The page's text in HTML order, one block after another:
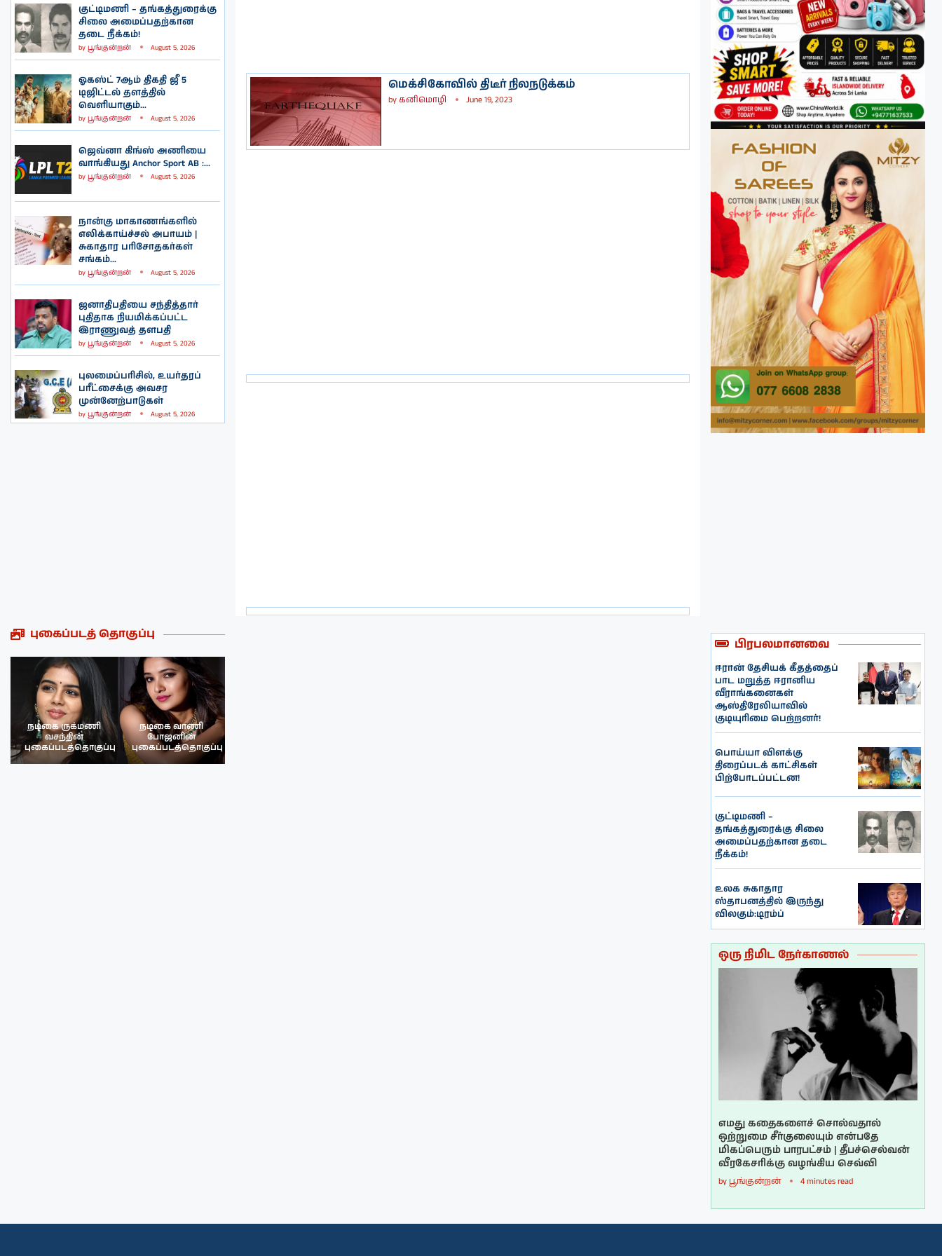
குட்டிமணி – தங்கத்துரைக்கு
சிலை அமைப்பதற்கான
தடை நீக்கம்!
by பூங்குன்றன் August 5, 2026
ஓகஸ்ட் 7ஆம் திகதி ஜீ 5
டிஜிட்டல் தளத்தில்
வெளியாகும்...
by பூங்குன்றன் August 5, 2026
ஜெவ்னா கிங்ஸ் அணியை
வாங்கியது Anchor Sport AB :...
by பூங்குன்றன் August 5, 2026
நான்கு மாகாணங்களில்
எலிக்காய்ச்சல் அபாயம் |
சுகாதார பரிசோதகர்கள்
சங்கம்...
by பூங்குன்றன் August 5, 2026
ஜனாதிபதியை சந்தித்தார்
புதிதாக நியமிக்கப்பட்ட
இராணுவத் தளபதி
by பூங்குன்றன் August 5, 2026
புலமைப்பரிசில், உயர்தரப்
பரீட்சைக்கு அவசர
முன்னேற்பாடுகள்
by பூங்குன்றன் August 5, 2026
புகைப்படத் தொகுப்பு
நடிகை ருக்மணி
வசந்தின்
புகைப்படத்தொகுப்பு
நடிகை வாணி
போஜனின்
புகைப்படத்தொகுப்பு
மெக்சிகோவில் திடீர் நிலநடுக்கம்
byகனிமொழி June 19, 2023
பிரபலமானவை
ஈரான் தேசியக் கீதத்தைப்
பாட மறுத்த ஈரானிய
வீராங்கனைகள்
ஆஸ்திரேலியாவில்
குடியுரிமை பெற்றனர்!
பொய்யா விளக்கு
திரைப்படக் காட்சிகள்
பிற்போடப்பட்டன!
குட்டிமணி –
தங்கத்துரைக்கு சிலை
அமைப்பதற்கான தடை
நீக்கம்!
உலக சுகாதார
ஸ்தாபனத்தில் இருந்து
விலகும்:டிரம்ப்
ஒரு நிமிட நேர்காணல்
எமது கதைகளைச் சொல்வதால்
ஒற்றுமை சீர்குலையும் என்பதே
மிகப்பெரும் பாரபட்சம் | தீபச்செல்வன்
வீரகேசரிக்கு வழங்கிய செவ்வி
by பூங்குன்றன் 4 minutes read